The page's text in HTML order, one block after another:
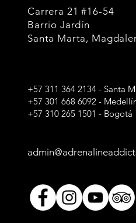
Carrera 21 #16-54
Barrio Jardín
Santa Marta,
+57 311 364 2134 - Santa
+57 301 668 6092 -
+57 310 265 1501 - Bogotá